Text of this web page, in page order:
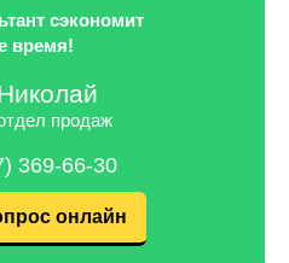
сэкономит
время!
продаж
369-66-30
онлайн